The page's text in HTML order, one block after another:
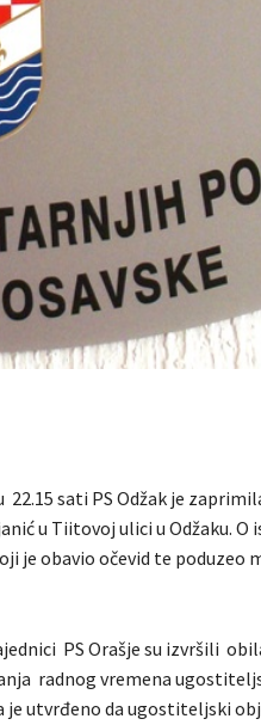
22.15 sati PS Odžak je
u Tiitovoj ulici u Odžaku.
je obavio očevid te
PS Orašje su izvršili
radnog vremena
je utvrđeno da ugostiteljski